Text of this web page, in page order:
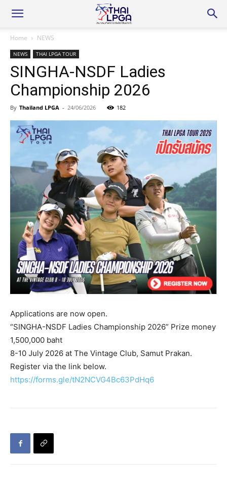
Home NEWS
NEWS THAI LPGA TOUR
SINGHA-NSDF Ladies
Championship 2026
By Thailand LPGA - 24/06/2026 182
Applications are now open.
“SINGHA-NSDF Ladies Championship 2026” Prize money
1,500,000 baht
8-10 July 2026 at The Vintage Club, Samut Prakan.
Register via the link below.
https://forms.gle/tN2NCVG4Bc63PdHq6